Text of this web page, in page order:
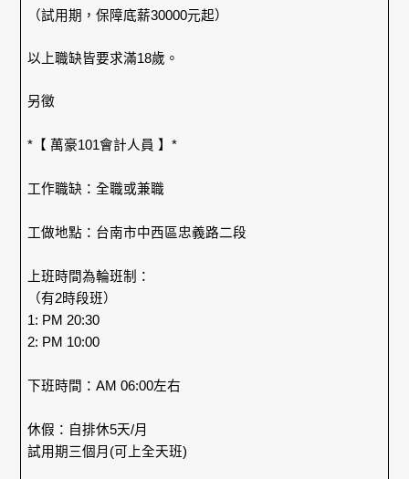
（試用期，保障底薪30000元起）
以上職缺皆要求滿18歲。
另徵
*【 萬豪101會計人員 】*
工作職缺：全職或兼職
工做地點：台南市中西區忠義路二段
上班時間為輪班制：
（有2時段班）
1: PM 20:30
2: PM 10:00
下班時間：AM 06:00左右
休假：自排休5天/月
試用期三個月(可上全天班)